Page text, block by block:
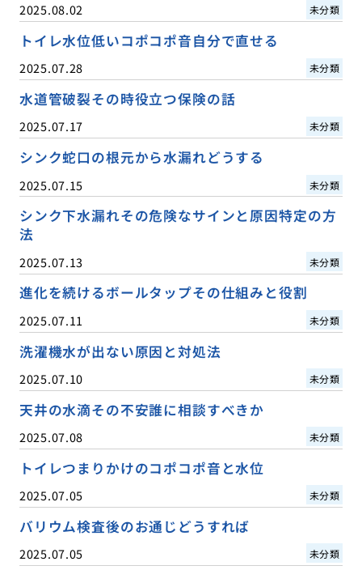
2025.08.02 未分類
トイレ水位低いコポコポ音自分で直せる
2025.07.28 未分類
水道管破裂その時役立つ保険の話
2025.07.17 未分類
シンク蛇口の根元から水漏れどうする
2025.07.15 未分類
シンク下水漏れその危険なサインと原因特定の方
法
2025.07.13 未分類
進化を続けるボールタップその仕組みと役割
2025.07.11 未分類
洗濯機水が出ない原因と対処法
2025.07.10 未分類
天井の水滴その不安誰に相談すべきか
2025.07.08 未分類
トイレつまりかけのコポコポ音と水位
2025.07.05 未分類
バリウム検査後のお通じどうすれば
2025.07.05 未分類